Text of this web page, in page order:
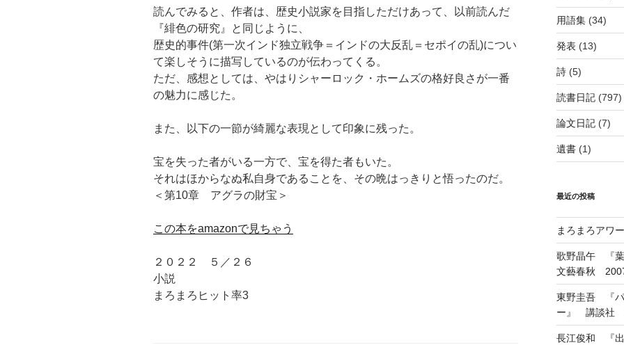
読んでみると、作者は、歴史小説家を目指しただけあって、以前読んだ
『緋色の研究』と同じように、
歴史的事件(第一次インド独立戦争＝インドの大反乱＝セポイの乱)につい
て楽しそうに描写しているのが伝わってくる。
ただ、感想としては、やはりシャーロック・ホームズの格好良さが一番
の魅力に感じた。
また、以下の一節が綺麗な表現として印象に残った。
宝を失った者がいる一方で、宝を得た者もいた。
それはほからなぬ私自身であることを、その晩はっきりと悟ったのだ。
＜第10章 アグラの財宝＞
この本をamazonで見ちゃう
２０２２ ５／２６
小説
まろまろヒット率3
用語集(34)
発表 (13)
詩(5)
読書日記(797)
論文日記(7)
遺書(1)
最近の投稿
まろまろアワ
歌野晶午 『
文藝春秋
東野圭吾 『パ
ー』 講談社
長江俊和 『